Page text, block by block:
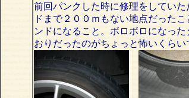
前回パンクした時に修理をしてい
ドまで２００ｍもない地点だった
ンドになること。ボロボロになっ
おりだったのがちょっと怖いくらい